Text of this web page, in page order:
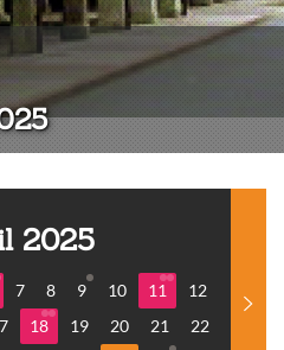
2025
7 8 9 10 11
12
18 19 20 21
22